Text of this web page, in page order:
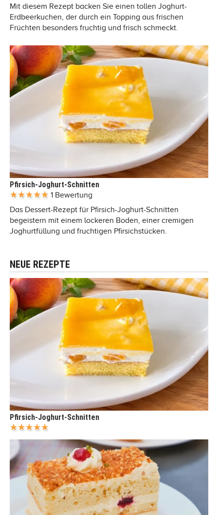
Mit diesem Rezept backen Sie einen tollen Joghurt-
Erdbeerkuchen, der durch ein Topping aus frischen
Früchten besonders fruchtig und frisch schmeckt.
Pfirsich-Joghurt-Schnitten
1 Bewertung
Das Dessert-Rezept für Pfirsich-Joghurt-Schnitten
begeistern mit einem lockeren Boden, einer cremigen
Joghurtfüllung und fruchtigen Pfirsichstücken.
NEUE REZEPTE
Pfirsich-Joghurt-Schnitten